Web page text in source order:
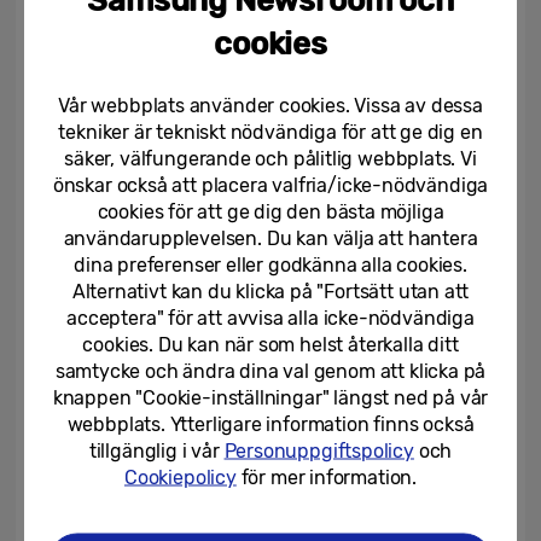
skönheten i grundläggande design.
användarvänlighet i vikbara smartphones.
En skillnad på en millimeter i tjocklek kanske
inte låter mycket, men varenda gram och
millimeter i en vikbar enhet kräver
banbrytande teknik. Det kräver ett hängivet
hantverk. När detta utförs väl, blir nyttan
för användaren betydande. Det är därför vi
ständigt strävar efter att göra våra senaste
vikbara enheter ännu tunnare och lättare
än föregångarna.
Samsung Galaxy-viktelefoner anpassas och
förädlas av sina användare genom deras
cookies
Vår webbplats använder cookies. Vissa av dessa
tekniker är tekniskt nödvändiga för att ge dig en
säker, välfungerande och pålitlig webbplats. Vi
önskar också att placera valfria/icke-nödvändiga
cookies för att ge dig den bästa möjliga
användarupplevelsen. Du kan välja att hantera
dina preferenser eller godkänna alla cookies.
Alternativt kan du klicka på "Fortsätt utan att
acceptera" för att avvisa alla icke-nödvändiga
cookies. Du kan när som helst återkalla ditt
samtycke och ändra dina val genom att klicka på
knappen "Cookie-inställningar" längst ned på vår
webbplats. Ytterligare information finns också
tillgänglig i vår Personuppgiftspolicyoch
Cookiepolicyför mer information.